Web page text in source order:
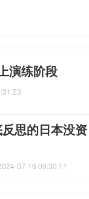
演练阶段
思的日本没资
07-16 09:30:11